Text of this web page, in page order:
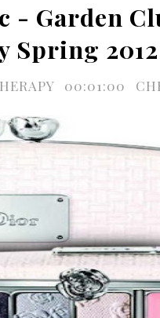
- Garden
Spring
00:01:00